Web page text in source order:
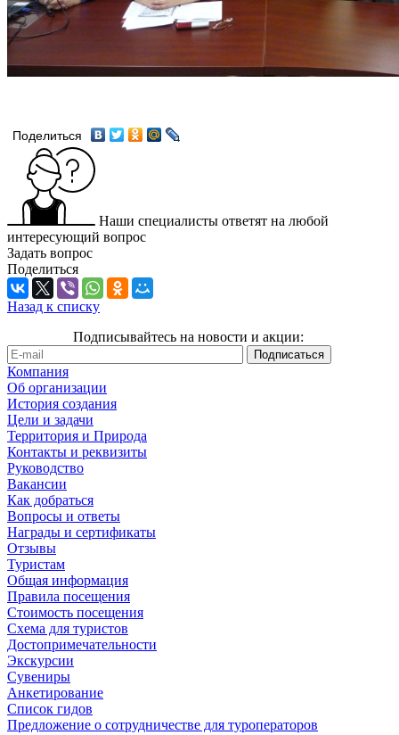
Поделиться
Наши специалисты ответят на любой
интересующий вопрос
Задать вопрос
Поделиться
Назад к списку
Подписывайтесь на новости и акции:
Компания
Об организации
История создания
Цели и задачи
Территория и Природа
Контакты и реквизиты
Руководство
Вакансии
Как добраться
Вопросы и ответы
Награды и сертификаты
Отзывы
Туристам
Общая информация
Правила посещения
Стоимость посещения
Схема для туристов
Достопримечательности
Экскурсии
Сувениры
Анкетирование
Список гидов
Предложение о сотрудничестве для туроператоров